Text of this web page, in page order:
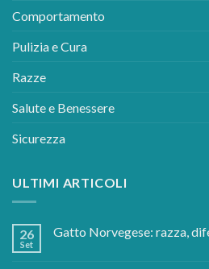
Comportamento
Pulizia e Cura
Razze
Salute e Benessere
Sicurezza
ULTIMI ARTICOLI
26
Set
Gatto Norvegese: razza,